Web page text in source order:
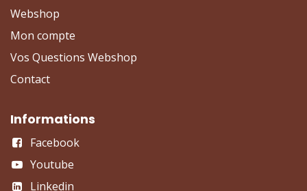
Webshop
Mon compte
Vos Questions Webshop
Contact
Informations
Facebook
Youtube
Linkedin